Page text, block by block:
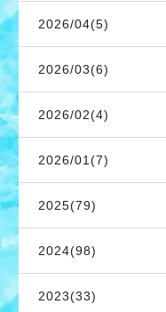
2026/04(5)
2026/03(6)
2026/02(4)
2026/01(7)
2025(79)
2024(98)
2023(33)